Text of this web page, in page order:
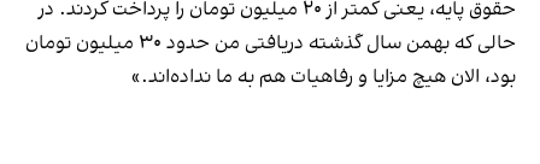
حقوق پایه، یعنی کمتر از ۲۰ میلیون تومان را پرداخت کردند. در
حالی که بهمن سال گذشته دریافتی من حدود ۳۰ میلیون تومان
بود، الان هیچ مزایا و رفاهیات هم به ما نداده‌اند.»